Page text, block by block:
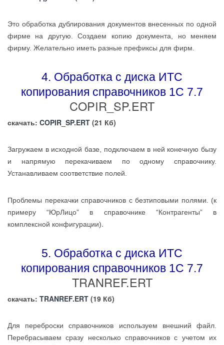
Это обработка дублирования документов внесенных по одной
фирме на другую. Создаем копию документа, но меняем
фирму. Желательно иметь разные префиксы для фирм.
4. Обработка с диска ИТС
копирования справочников 1С 7.7
COPIR_SP.ERT
скачать: COPIR_SP.ERT (21 Кб)
Загружаем в исходной базе, подключаем в ней конечную бызу
и напрямую перекачиваем по одному справочнику.
Устанавливаем соответствие полей.
Проблемы перекачки справочников с безтиповыми полями. (к
примеру “ЮрЛицо” в справочнике “Контрагенты” в
комплексной конфигурации).
5. Обработка с диска ИТС
копирования справочников 1С 7.7
TRANREF.ERT
скачать: TRANREF.ERT (19 Кб)
Для переброски справочников используем внешний файл.
Перебрасываем сразу несколько справочников с учетом их